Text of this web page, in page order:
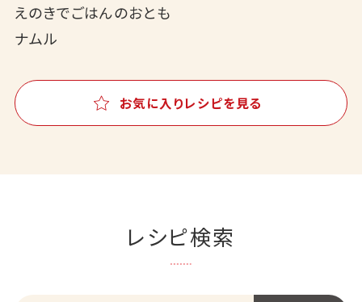
えのきでごはんのおとも
ナムル
お気に入りレシピを見る
レシピ検索